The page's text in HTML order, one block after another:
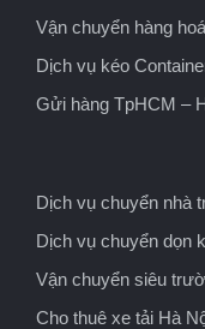
Vận chuyển hàng hoá
Dịch vụ kéo
Gửi hàng TpHCM –
Dịch vụ chuyển nhà
Dịch vụ chuyển dọn
Vận chuyển siêu
Cho thuê xe tải Hà